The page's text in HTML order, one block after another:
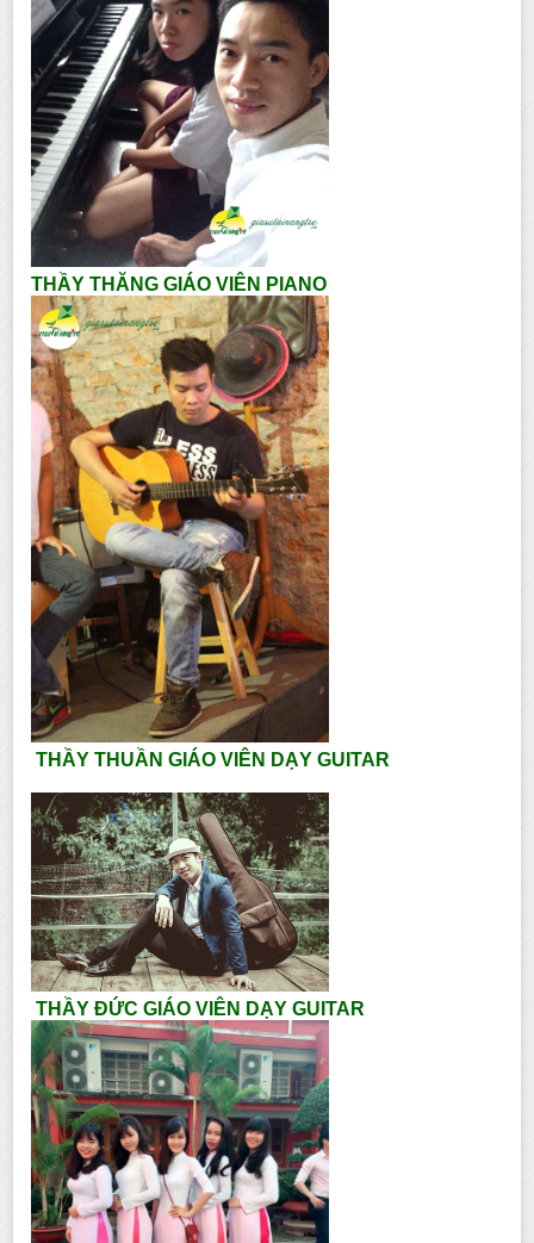
THẦY THĂNG GIÁO VIÊN PIANO
THẦY THUẦN GIÁO VIÊN DẠY GUITAR
THẦY ĐỨC GIÁO VIÊN DẠY GUITAR